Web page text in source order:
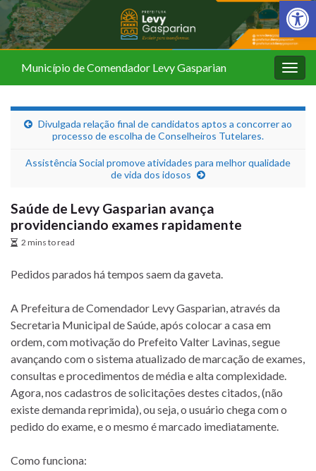
Barra de
Município de Comendador Levy Gasparian
Divulgada relação final de candidatos aptos a concorrer ao
processo de escolha de Conselheiros Tutelares.
Assistência Social promove atividades para melhor qualidade
de vida dos idosos
Saúde de Levy Gasparian avança
providenciando exames rapidamente
2 mins to read
Pedidos parados há tempos saem da gaveta.
A Prefeitura de Comendador Levy Gasparian, através da
Secretaria Municipal de Saúde, após colocar a casa em
ordem, com motivação do Prefeito Valter Lavinas, segue
avançando com o sistema atualizado de marcação de exames,
consultas e procedimentos de média e alta complexidade.
Agora, nos cadastros de solicitações destes citados, (não
existe demanda reprimida), ou seja, o usuário chega com o
pedido do exame, e o mesmo é marcado imediatamente.
Como funciona: